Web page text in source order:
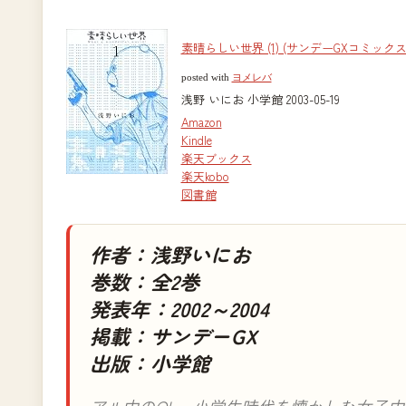
素晴らしい世界 (1) (サンデーGXコミック
posted with ヨメレバ
浅野 いにお 小学館 2003-05-19
Amazon
Kindle
楽天ブックス
楽天kobo
図書館
作者：浅野いにお
巻数：全2巻
発表年：2002～2004
掲載：サンデーGX
出版：小学館